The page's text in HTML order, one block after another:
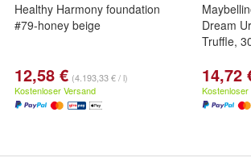
Healthy Harmony foundation
#79-honey beige
12,58 € (4.193,33 € / l)
Kostenloser Versand
Dream
Truffle,
14,72
Kostenloser